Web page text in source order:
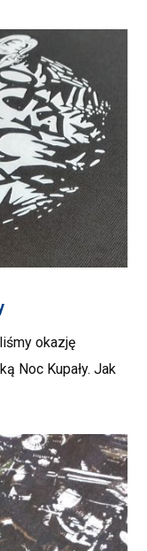
okazję
Noc Kupały. Jak